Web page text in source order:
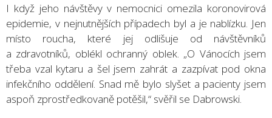
I když jeho návštěvy v nemocnici omezila koronovirová
epidemie, v nejnutnějších případech byl a je nablízku. Jen
místo roucha, které jej odlišuje od návštěvníků
a zdravotníků, oblékl ochranný oblek. „O Vánocích jsem
třeba vzal kytaru a šel jsem zahrát a zazpívat pod okna
infekčního oddělení. Snad mě bylo slyšet a pacienty jsem
aspoň zprostředkovaně potěšil,“ svěřil se Dabrowski.